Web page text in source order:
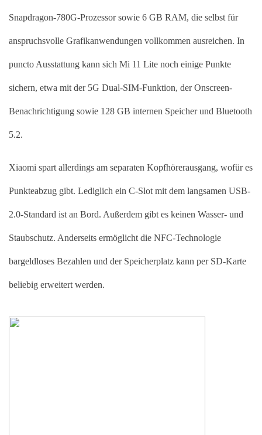
Snapdragon-780G-Prozessor sowie 6 GB RAM, die selbst für
anspruchsvolle Grafikanwendungen vollkommen ausreichen. In
puncto Ausstattung kann sich Mi 11 Lite noch einige Punkte
sichern, etwa mit der 5G Dual-SIM-Funktion, der Onscreen-
Benachrichtigung sowie 128 GB internen Speicher und Bluetooth
5.2.
Xiaomi spart allerdings am separaten Kopfhörerausgang, wofür es
Punkteabzug gibt. Lediglich ein C-Slot mit dem langsamen USB-
2.0-Standard ist an Bord. Außerdem gibt es keinen Wasser- und
Staubschutz. Anderseits ermöglicht die NFC-Technologie
bargeldloses Bezahlen und der Speicherplatz kann per SD-Karte
beliebig erweitert werden.